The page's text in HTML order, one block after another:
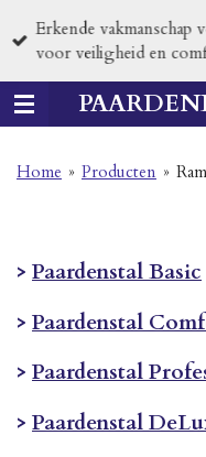
direct
de
hoofdinhoud
Erkende vakmanschap
voor veiligheid en
Home » Producten »
> Paardenstal Basic
> Paardenstal
> Paardenstal
> Paardenstal